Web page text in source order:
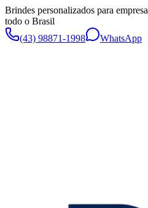
Brindes personalizados para
todo o Brasil
(43) 98871-1998
WhatsApp